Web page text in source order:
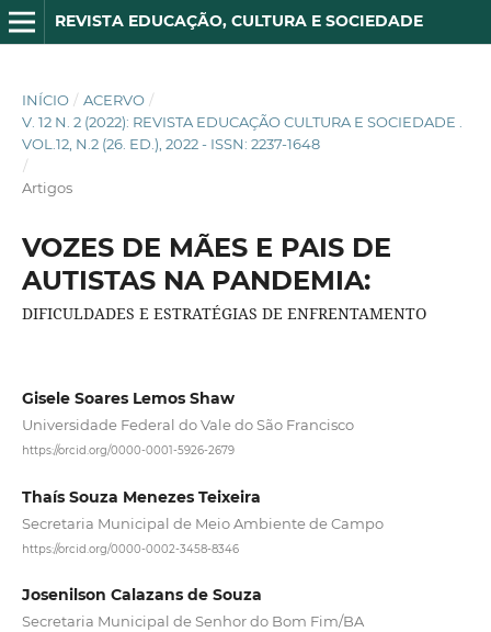
REVISTA EDUCAÇÃO, CULTURA E SOCIEDADE
INÍCIO / ACERVO /
V. 12 N. 2 (2022): REVISTA EDUCAÇÃO CULTURA E SOCIEDADE .
VOL.12, N.2 (26. ED.), 2022 - ISSN: 2237-1648
/
Artigos
VOZES DE MÃES E PAIS DE
AUTISTAS NA PANDEMIA:
DIFICULDADES E ESTRATÉGIAS DE ENFRENTAMENTO
Gisele Soares Lemos Shaw
Universidade Federal do Vale do São Francisco
https://orcid.org/0000-0001-5926-2679
Thaís Souza Menezes Teixeira
Secretaria Municipal de Meio Ambiente de Campo
https://orcid.org/0000-0002-3458-8346
Josenilson Calazans de Souza
Secretaria Municipal de Senhor do Bom Fim/BA